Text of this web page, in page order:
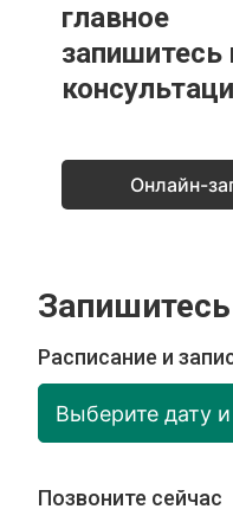
главное
запишитесь
Онлайн-
Расписание и
Выберите дату
Позвоните сейчас